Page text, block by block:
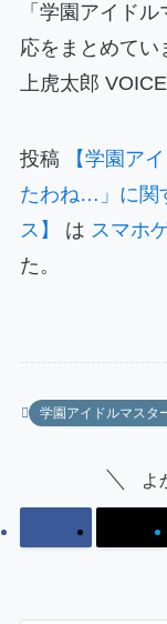
「学園アイド
応をまとめてい
上虎太郎
投稿
【学園ア
たわね…」に関
ス】
は スマホ
た。
学園アイドルマスタ
よ